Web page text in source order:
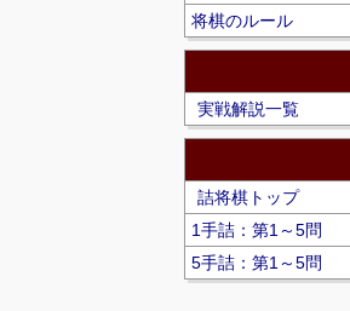
将棋のルール
実戦解説一覧
詰将棋トップ
1手詰：第1～5問
5手詰：第1～5問